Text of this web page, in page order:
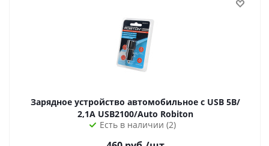
Зарядное устройство автомобильное с USB 5B/
2,1A USB2100/Auto Robiton
Есть в наличии (2)